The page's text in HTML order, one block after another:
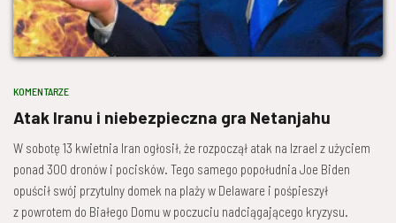
KOMENTARZE
Atak Iranu i niebezpieczna gra Netanjahu
W sobotę 13 kwietnia Iran ogłosił, że rozpoczął atak na Izrael z użyciem
ponad 300 dronów i pocisków. Tego samego popołudnia Joe Biden
opuścił swój przytulny domek na plaży w Delaware i pośpieszył
z powrotem do Białego Domu w poczuciu nadciągającego kryzysu.